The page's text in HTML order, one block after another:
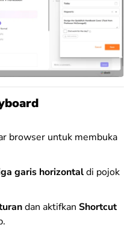
browser untuk membuka
garis horizontaldi pojok
dan aktifkan Shortcut